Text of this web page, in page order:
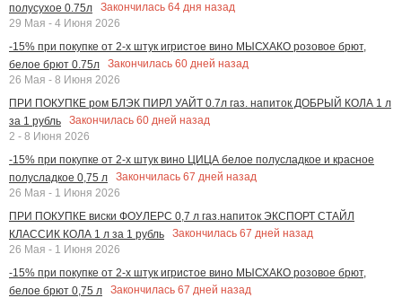
полусухое 0.75л
Закончилась 64 дня назад
29 Мая - 4 Июня 2026
-15% при покупке от 2-х штук игристое вино МЫСХАКО розовое брют,
белое брют 0.75л
Закончилась 60 дней назад
26 Мая - 8 Июня 2026
ПРИ ПОКУПКЕ ром БЛЭК ПИРЛ УАЙТ 0.7л газ. напиток ДОБРЫЙ КОЛА 1 л
за 1 рубль
Закончилась 60 дней назад
2 - 8 Июня 2026
-15% при покупке от 2-х штук вино ЦИЦА белое полусладкое и красное
полусладкое 0,75 л
Закончилась 67 дней назад
26 Мая - 1 Июня 2026
ПРИ ПОКУПКЕ виски ФОУЛЕРС 0,7 л газ.напиток ЭКСПОРТ СТАЙЛ
КЛАССИК КОЛА 1 л за 1 рубль
Закончилась 67 дней назад
26 Мая - 1 Июня 2026
-15% при покупке от 2-х штук игристое вино МЫСХАКО розовое брют,
белое брют 0,75 л
Закончилась 67 дней назад